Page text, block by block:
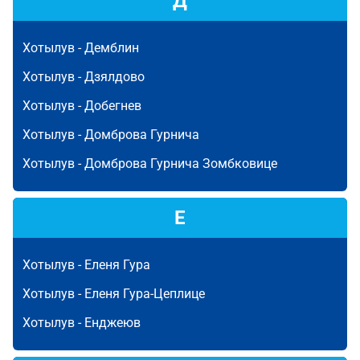
Хотылув -Демблин
Хотылув -Дзялдово
Хотылув -Добегнев
Хотылув -Домброва Гурнича
Хотылув -Домброва Гурнича Зомбковице
Е
Хотылув - Еленя Гура
Хотылув - Еленя Гура-Цеплице
Хотылув - Енджеюв